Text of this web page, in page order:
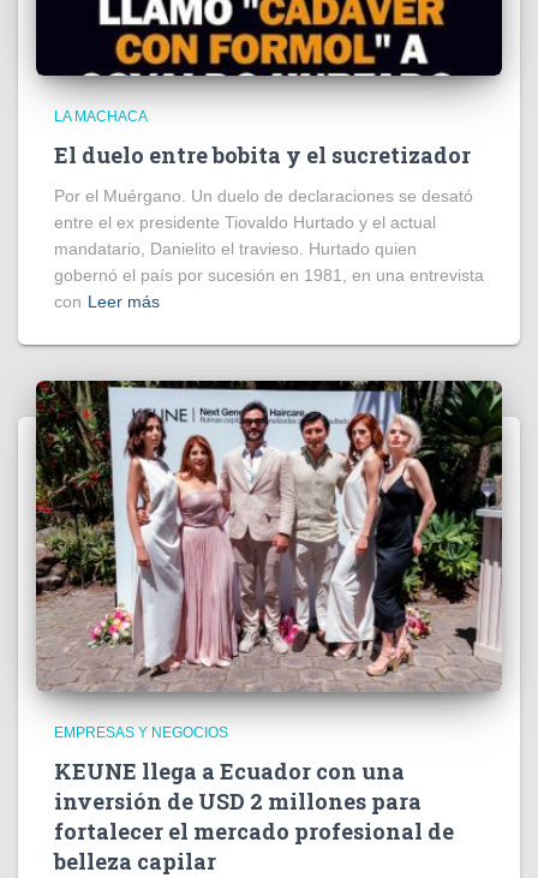
LA MACHACA
El duelo entre bobita y el sucretizador
Por el Muérgano. Un duelo de declaraciones se desató
entre el ex presidente Tiovaldo Hurtado y el actual
mandatario, Danielito el travieso. Hurtado quien
gobernó el país por sucesión en 1981, en una entrevista
con Leer más
EMPRESAS Y NEGOCIOS
KEUNE llega a Ecuador con una
inversión de USD 2 millones para
fortalecer el mercado profesional de
belleza capilar